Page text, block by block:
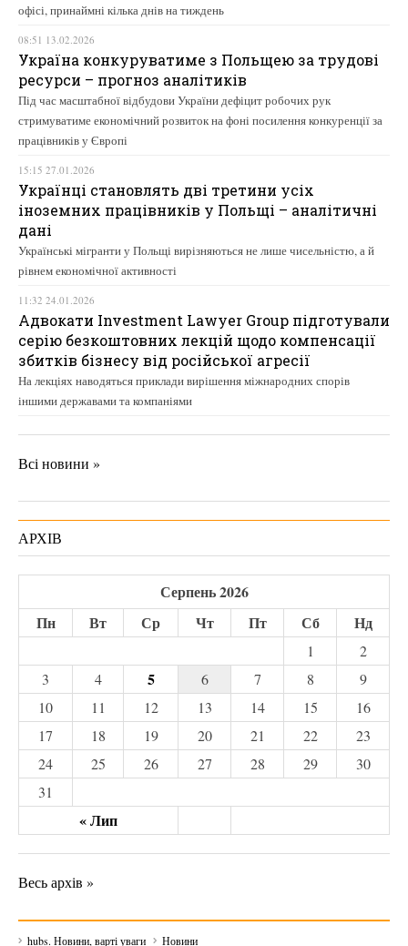
офісі, принаймні кілька днів на тиждень
08:51 13.02.2026
Україна конкуруватиме з Польщею за трудові
ресурси – прогноз аналітиків
Під час масштабної відбудови України дефіцит робочих рук
стримуватиме економічний розвиток на фоні посилення конкуренції за
працівників у Європі
15:15 27.01.2026
Українці становлять дві третини усіх
іноземних працівників у Польщі – аналітичні
дані
Українські мігранти у Польщі вирізняються не лише чисельністю, а й
рівнем економічної активності
11:32 24.01.2026
Адвокати Investment Lawyer Group підготували
серію безкоштовних лекцій щодо компенсації
збитків бізнесу від російської агресії
На лекціях наводяться приклади вирішення міжнародних спорів
іншими державами та компаніями
Всі новини »
АРХІВ
Серпень 2026
Пн
Вт Ср Чт Пт Сб Нд
« Лип
1
2
3
4 5 6 7 8
9
10
11 12 13 14 15
16
17
18 19 20 21 22
23
24
25 26 27 28 29
30
31
Весь архів »
hubs. Новини, варті уваги Новини